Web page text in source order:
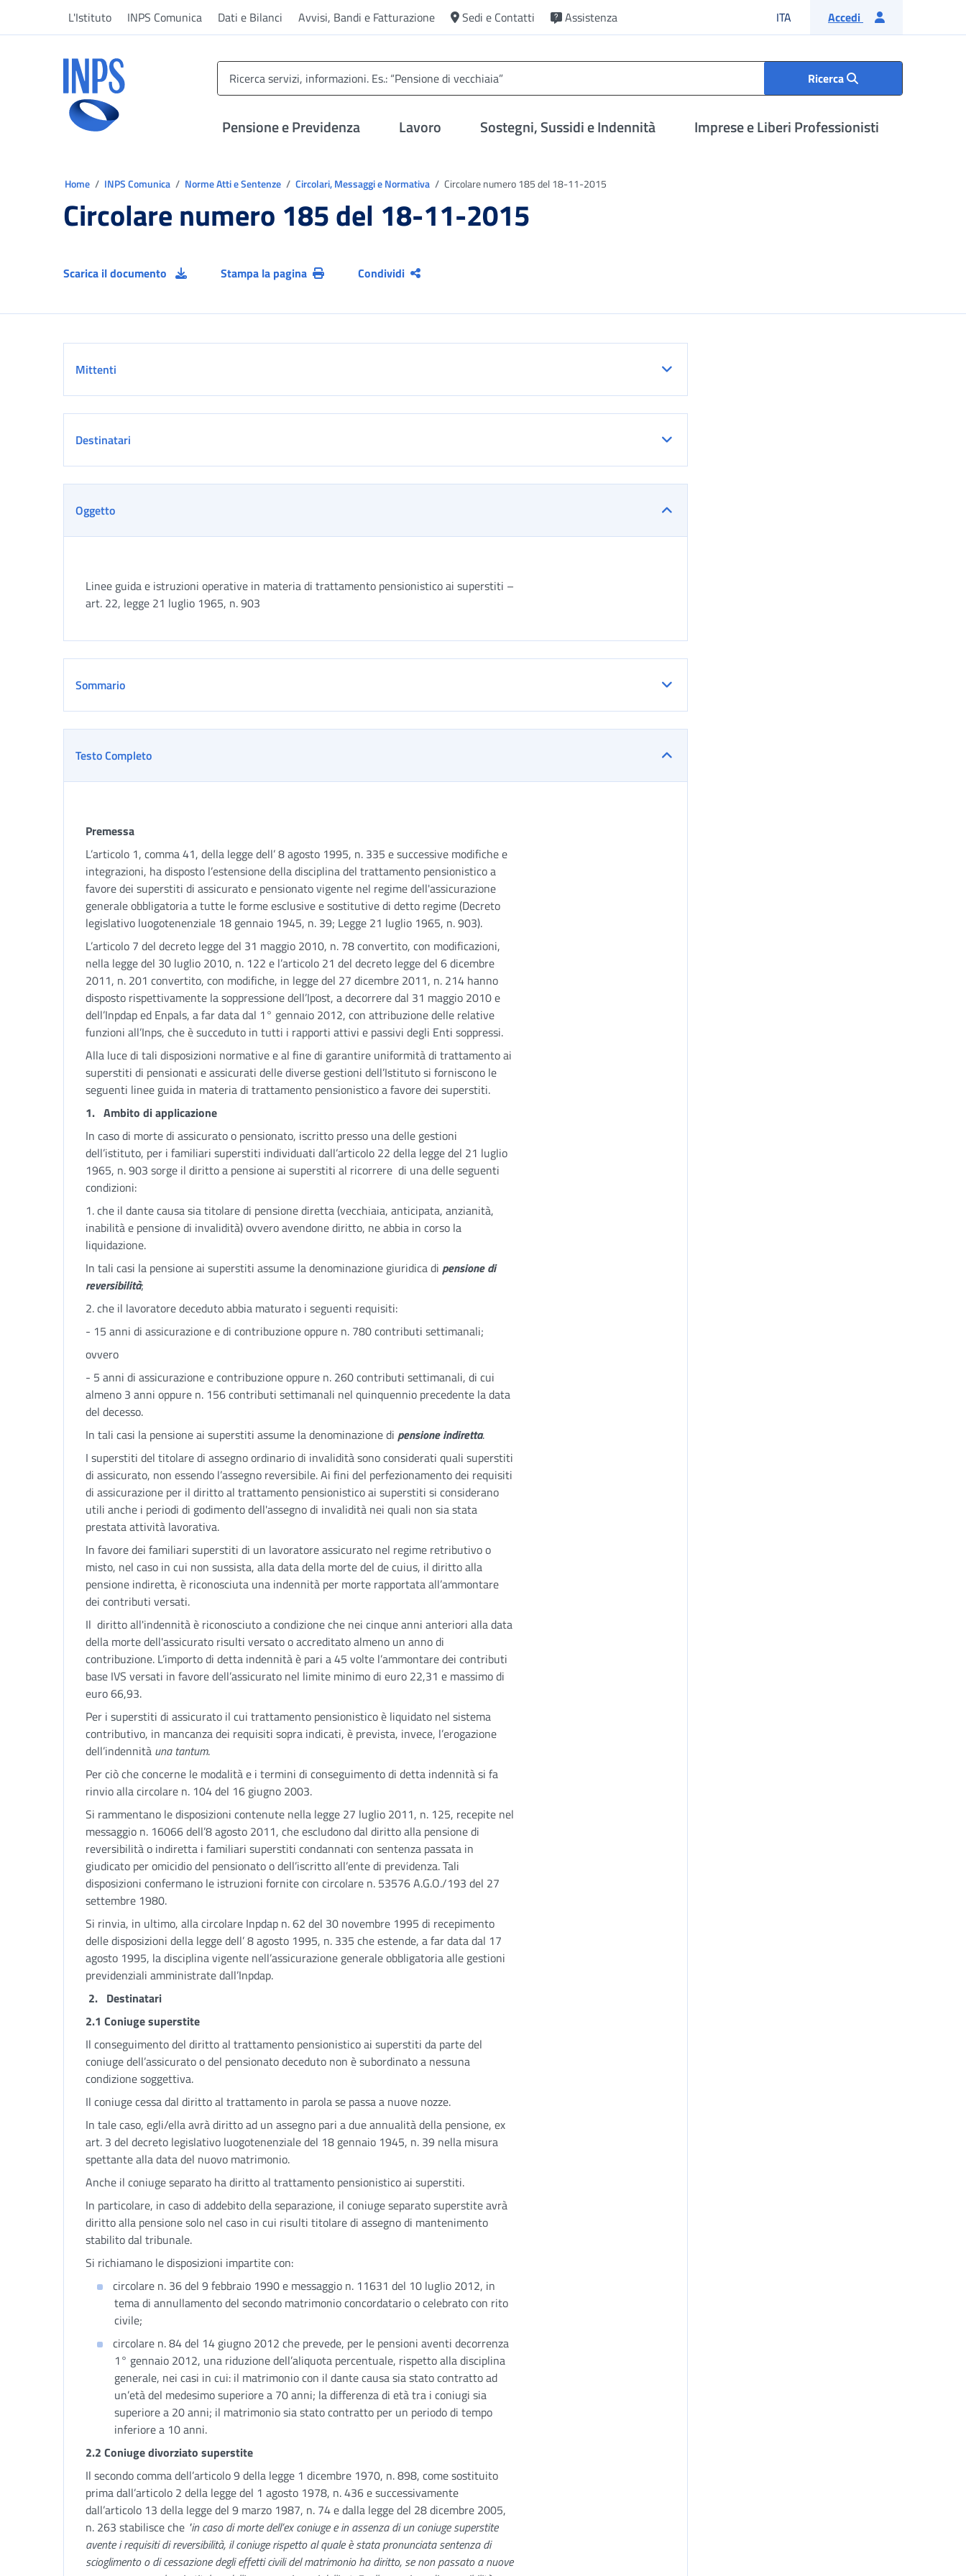
L'Istituto INPS Comunica Dati e Bilanci Avvisi, Bandi e Fatturazione Sedi e Contatti Assistenza ITA Lingua italiana
Accedi
Ricerca
Pensione e Previdenza Lavoro Sostegni, Sussidi e Indennità Imprese e Liberi Professionisti
Home INPS Comunica Norme Atti e Sentenze Circolari, Messaggi e Normativa Circolare numero 185 del 18-11-2015
Circolare numero 185 del 18-11-2015
Scarica il documento Stampa la pagina Condividi
Mittenti
Destinatari
Oggetto
Linee guida e istruzioni operative in materia di trattamento pensionistico ai superstiti –
art. 22, legge 21 luglio 1965, n. 903
Sommario
Testo Completo
Premessa
L’articolo 1, comma 41, della legge dell’ 8 agosto 1995, n. 335 e successive modifiche e
integrazioni, ha disposto l’estensione della disciplina del trattamento pensionistico a
favore dei superstiti di assicurato e pensionato vigente nel regime dell'assicurazione
generale obbligatoria a tutte le forme esclusive e sostitutive di detto regime (Decreto
legislativo luogotenenziale 18 gennaio 1945, n. 39; Legge 21 luglio 1965, n. 903).
L’articolo 7 del decreto legge del 31 maggio 2010, n. 78 convertito, con modificazioni,
nella legge del 30 luglio 2010, n. 122 e l’articolo 21 del decreto legge del 6 dicembre
2011, n. 201 convertito, con modifiche, in legge del 27 dicembre 2011, n. 214 hanno
disposto rispettivamente la soppressione dell’Ipost, a decorrere dal 31 maggio 2010 e
dell’Inpdap ed Enpals, a far data dal 1° gennaio 2012, con attribuzione delle relative
funzioni all’Inps, che è succeduto in tutti i rapporti attivi e passivi degli Enti soppressi.
Alla luce di tali disposizioni normative e al fine di garantire uniformità di trattamento ai
superstiti di pensionati e assicurati delle diverse gestioni dell’Istituto si forniscono le
seguenti linee guida in materia di trattamento pensionistico a favore dei superstiti.
1. Ambito di applicazione
In caso di morte di assicurato o pensionato, iscritto presso una delle gestioni
dell’istituto, per i familiari superstiti individuati dall’articolo 22 della legge del 21 luglio
1965, n. 903 sorge il diritto a pensione ai superstiti al ricorrere di una delle seguenti
condizioni:
1. che il dante causa sia titolare di pensione diretta (vecchiaia, anticipata, anzianità,
inabilità e pensione di invalidità) ovvero avendone diritto, ne abbia in corso la
liquidazione.
In tali casi la pensione ai superstiti assume la denominazione giuridica di pensione di
reversibilità;
2. che il lavoratore deceduto abbia maturato i seguenti requisiti:
- 15 anni di assicurazione e di contribuzione oppure n. 780 contributi settimanali;
ovvero
- 5 anni di assicurazione e contribuzione oppure n. 260 contributi settimanali, di cui
almeno 3 anni oppure n. 156 contributi settimanali nel quinquennio precedente la data
del decesso.
In tali casi la pensione ai superstiti assume la denominazione di pensione indiretta.
I superstiti del titolare di assegno ordinario di invalidità sono considerati quali superstiti
di assicurato, non essendo l’assegno reversibile. Ai fini del perfezionamento dei requisiti
di assicurazione per il diritto al trattamento pensionistico ai superstiti si considerano
utili anche i periodi di godimento dell'assegno di invalidità nei quali non sia stata
prestata attività lavorativa.
In favore dei familiari superstiti di un lavoratore assicurato nel regime retributivo o
misto, nel caso in cui non sussista, alla data della morte del de cuius, il diritto alla
pensione indiretta, è riconosciuta una indennità per morte rapportata all’ammontare
dei contributi versati.
Il diritto all'indennità è riconosciuto a condizione che nei cinque anni anteriori alla data
della morte dell'assicurato risulti versato o accreditato almeno un anno di
contribuzione. L’importo di detta indennità è pari a 45 volte l’ammontare dei contributi
base IVS versati in favore dell’assicurato nel limite minimo di euro 22,31 e massimo di
euro 66,93.
Per i superstiti di assicurato il cui trattamento pensionistico è liquidato nel sistema
contributivo, in mancanza dei requisiti sopra indicati, è prevista, invece, l’erogazione
dell’indennità una tantum.
Per ciò che concerne le modalità e i termini di conseguimento di detta indennità si fa
rinvio alla circolare n. 104 del 16 giugno 2003.
Si rammentano le disposizioni contenute nella legge 27 luglio 2011, n. 125, recepite nel
messaggio n. 16066 dell’8 agosto 2011, che escludono dal diritto alla pensione di
reversibilità o indiretta i familiari superstiti condannati con sentenza passata in
giudicato per omicidio del pensionato o dell’iscritto all’ente di previdenza. Tali
disposizioni confermano le istruzioni fornite con circolare n. 53576 A.G.O./193 del 27
settembre 1980.
Si rinvia, in ultimo, alla circolare Inpdap n. 62 del 30 novembre 1995 di recepimento
delle disposizioni della legge dell’ 8 agosto 1995, n. 335 che estende, a far data dal 17
agosto 1995, la disciplina vigente nell’assicurazione generale obbligatoria alle gestioni
previdenziali amministrate dall’Inpdap.
2. Destinatari
2.1 Coniuge superstite
Il conseguimento del diritto al trattamento pensionistico ai superstiti da parte del
coniuge dell’assicurato o del pensionato deceduto non è subordinato a nessuna
condizione soggettiva.
Il coniuge cessa dal diritto al trattamento in parola se passa a nuove nozze.
In tale caso, egli/ella avrà diritto ad un assegno pari a due annualità della pensione, ex
art. 3 del decreto legislativo luogotenenziale del 18 gennaio 1945, n. 39 nella misura
spettante alla data del nuovo matrimonio.
Anche il coniuge separato ha diritto al trattamento pensionistico ai superstiti.
In particolare, in caso di addebito della separazione, il coniuge separato superstite avrà
diritto alla pensione solo nel caso in cui risulti titolare di assegno di mantenimento
stabilito dal tribunale.
Si richiamano le disposizioni impartite con:
circolare n. 36 del 9 febbraio 1990 e messaggio n. 11631 del 10 luglio 2012, in
tema di annullamento del secondo matrimonio concordatario o celebrato con rito
civile;
circolare n. 84 del 14 giugno 2012 che prevede, per le pensioni aventi decorrenza
1° gennaio 2012, una riduzione dell’aliquota percentuale, rispetto alla disciplina
generale, nei casi in cui: il matrimonio con il dante causa sia stato contratto ad
un’età del medesimo superiore a 70 anni; la differenza di età tra i coniugi sia
superiore a 20 anni; il matrimonio sia stato contratto per un periodo di tempo
inferiore a 10 anni.
2.2 Coniuge divorziato superstite
Il secondo comma dell’articolo 9 della legge 1 dicembre 1970, n. 898, come sostituito
prima dall’articolo 2 della legge del 1 agosto 1978, n. 436 e successivamente
dall’articolo 13 della legge del 9 marzo 1987, n. 74 e dalla legge del 28 dicembre 2005,
n. 263 stabilisce che "in caso di morte dell’ex coniuge e in assenza di un coniuge superstite
avente i requisiti di reversibilità, il coniuge rispetto al quale è stata pronunciata sentenza di
scioglimento o di cessazione degli effetti civili del matrimonio ha diritto, se non passato a nuove